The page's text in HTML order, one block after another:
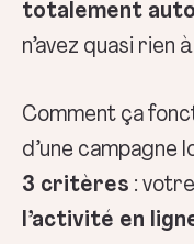
totalement
n’avez quasi rien
Comment ça
d’une campagne
3 critères :
l’activité en